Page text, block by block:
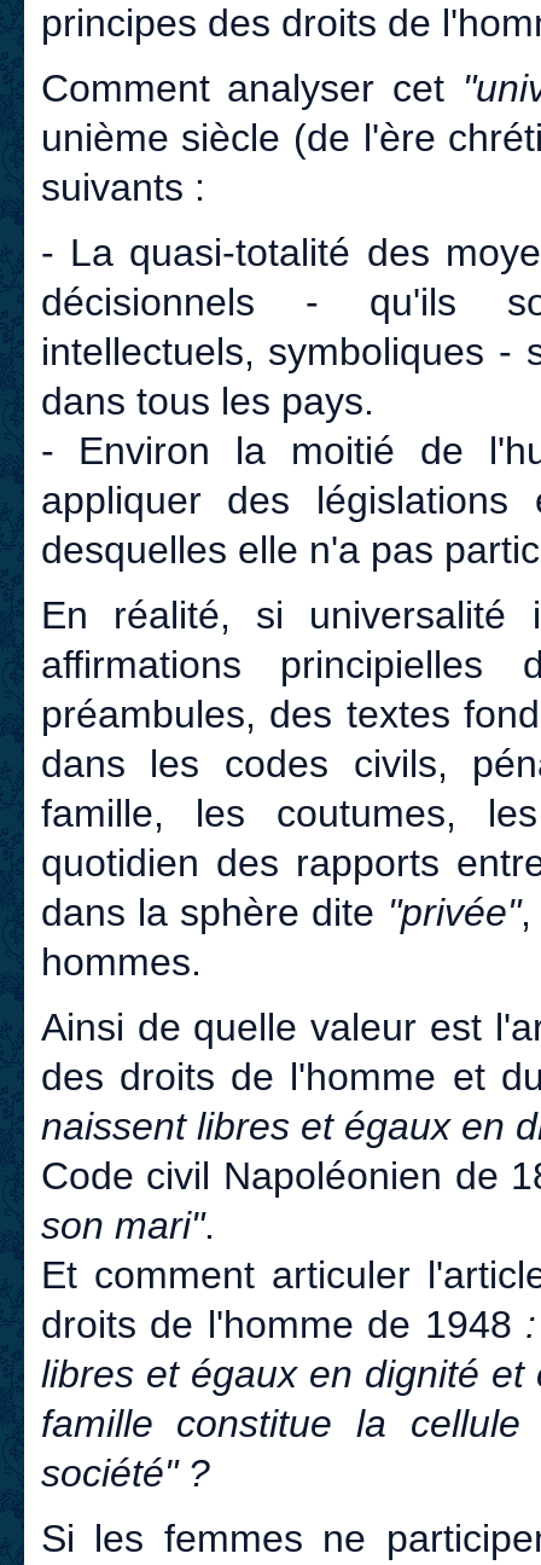
principes des droits de
Comment analyser cet
unième siècle (de l'ère
suivants :
- La quasi-totalité des
décisionnels - qu'ils
intellectuels, symboliques -
dans tous les pays.
- Environ la moitié de
appliquer des
desquelles elle n'a pas
En réalité, si
affirmations
préambules, des textes
dans les codes civils,
famille, les coutumes,
quotidien des rapports
dans la sphère dite "privée",
hommes.
Ainsi de quelle valeur est
des droits de l'homme et
naissent libres et égaux en
Code civil Napoléonien de
son mari".
Et comment articuler
droits de l'homme de 1948
libres et égaux en dignité et
famille constitue la
société" ?
Si les femmes ne